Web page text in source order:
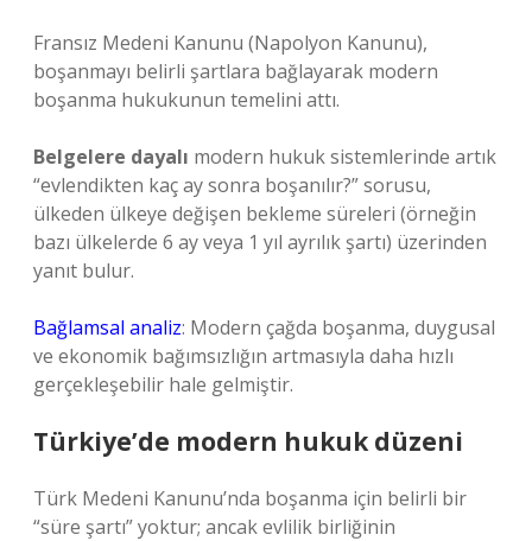
Fransız Medeni Kanunu (Napolyon Kanunu),
boşanmayı belirli şartlara bağlayarak modern
boşanma hukukunun temelini attı.
Belgelere dayalı modern hukuk sistemlerinde artık
“evlendikten kaç ay sonra boşanılır?” sorusu,
ülkeden ülkeye değişen bekleme süreleri (örneğin
bazı ülkelerde 6 ay veya 1 yıl ayrılık şartı) üzerinden
yanıt bulur.
Bağlamsal analiz: Modern çağda boşanma, duygusal
ve ekonomik bağımsızlığın artmasıyla daha hızlı
gerçekleşebilir hale gelmiştir.
Türkiye’de modern hukuk düzeni
Türk Medeni Kanunu’nda boşanma için belirli bir
“süre şartı” yoktur; ancak evlilik birliğinin